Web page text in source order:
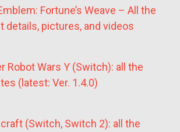
Fortune’s Weave – All the
details, pictures, and videos
Robot Wars Y (Switch): all the
(latest: Ver. 1.4.0)
(Switch, Switch 2): all the